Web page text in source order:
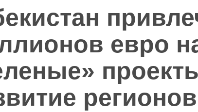
евро
регионов